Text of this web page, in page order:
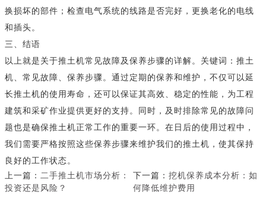
换损坏的部件；检查电气系统的线路是否完好，更换老化的电线
和插头。
三、结语
以上就是关于推土机常见故障及保养步骤的详解。关键词：推土
机、常见故障、保养步骤。通过定期的保养和维护，不仅可以延
长推土机的使用寿命，还可以保证其高效、稳定的性能，为工程
建筑和采矿作业提供更好的支持。同时，及时排除常见的故障问
题也是确保推土机正常工作的重要一环。在日后的使用过程中，
我们需要严格按照这些保养步骤来维护我们的推土机，使其保持
良好的工作状态。
上一篇： 二手推土机市场分析：
投资还是风险？
下一篇： 挖机保养成本分析：如
何降低维护费用